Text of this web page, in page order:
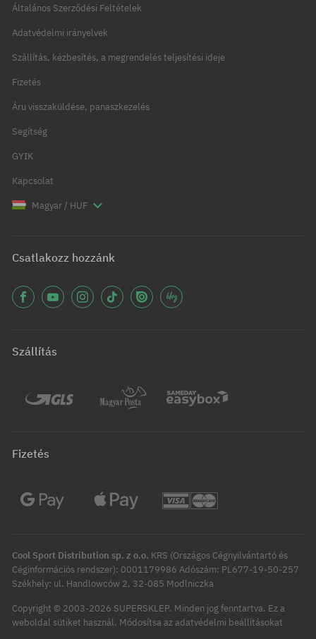
Általános Szerződési Feltételek
Adatvédelmi irányelvek
Szállítás, kézbesítés, a megrendelés teljesítési ideje
Fizetés
Áru visszaküldése, panaszkezelés
Segítség
GYIK
Kapcsolat
Magyar / HUF
Csatlakozz hozzánk
Szállítás
Fizetés
Cool Sport Distribution sp. z o.o. KRS (Országos Cégnyilvántartó és
Céginformációs rendszer): 0001179986 Adószám: PL677-19-50-257
Székhely: ul. Handlowców 2, 32-085 Modlniczka
Copyright © 2003-2026 SUPERSKLEP. Minden jog fenntartva. Ez a
weboldal sütiket használ. Módosítsa az adatvédelmi beállításokat